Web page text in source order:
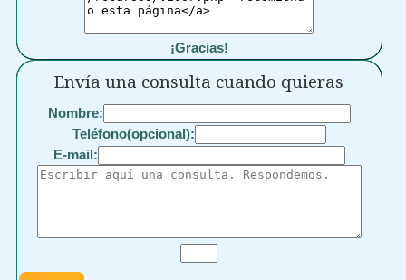
¡Gracias!
Envía una consulta cuando quieras
Nombre:
Teléfono(opcional):
E-mail: